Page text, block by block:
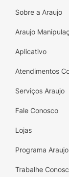
Sobre a Araujo
Araujo
Aplicativo
Atendimentos
Serviços Araujo
Fale Conosco
Lojas
Programa
Trabalhe